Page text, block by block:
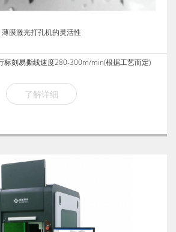
薄膜激光打孔机的灵活性
标刻易撕线速度280-300m/min(根据工艺而定)
了解详细